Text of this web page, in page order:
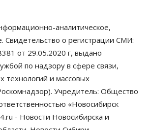
в Омской области из-за засухи
к визиту Владимира
аналитическое,
Свидетельство о регистрации СМИ:
от 29.05.2020 г, выдано
по надзору в сфере связи,
технологий и массовых
Учредитель: Общество
«Новосибирск
- Новости Новосибирска и